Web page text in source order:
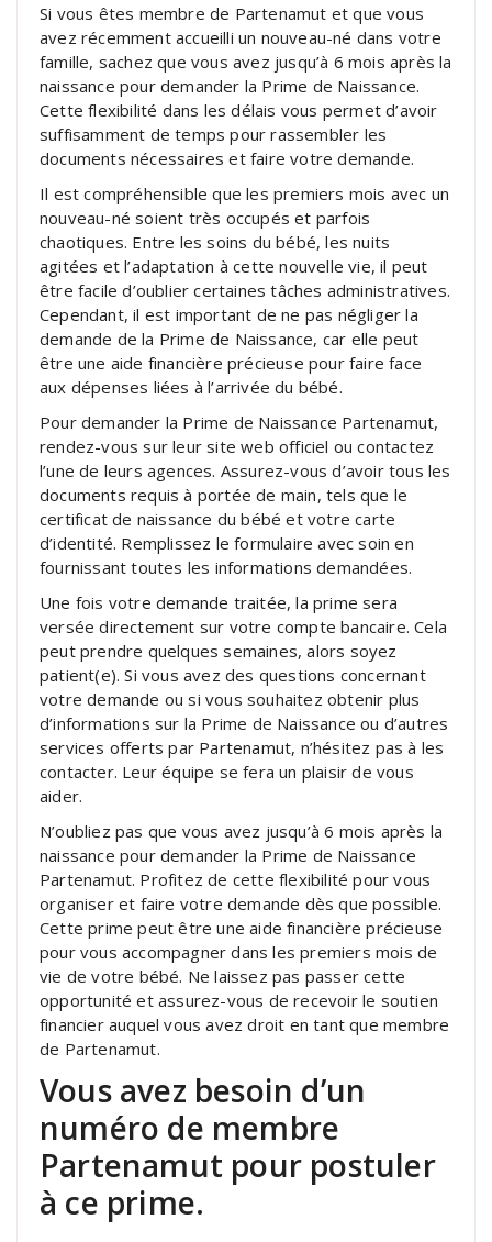
Si vous êtes membre de Partenamut et que vous
avez récemment accueilli un nouveau-né dans votre
famille, sachez que vous avez jusqu’à 6 mois après la
naissance pour demander la Prime de Naissance.
Cette flexibilité dans les délais vous permet d’avoir
suffisamment de temps pour rassembler les
documents nécessaires et faire votre demande.
Il est compréhensible que les premiers mois avec un
nouveau-né soient très occupés et parfois
chaotiques. Entre les soins du bébé, les nuits
agitées et l’adaptation à cette nouvelle vie, il peut
être facile d’oublier certaines tâches administratives.
Cependant, il est important de ne pas négliger la
demande de la Prime de Naissance, car elle peut
être une aide financière précieuse pour faire face
aux dépenses liées à l’arrivée du bébé.
Pour demander la Prime de Naissance Partenamut,
rendez-vous sur leur site web officiel ou contactez
l’une de leurs agences. Assurez-vous d’avoir tous les
documents requis à portée de main, tels que le
certificat de naissance du bébé et votre carte
d’identité. Remplissez le formulaire avec soin en
fournissant toutes les informations demandées.
Une fois votre demande traitée, la prime sera
versée directement sur votre compte bancaire. Cela
peut prendre quelques semaines, alors soyez
patient(e). Si vous avez des questions concernant
votre demande ou si vous souhaitez obtenir plus
d’informations sur la Prime de Naissance ou d’autres
services offerts par Partenamut, n’hésitez pas à les
contacter. Leur équipe se fera un plaisir de vous
aider.
N’oubliez pas que vous avez jusqu’à 6 mois après la
naissance pour demander la Prime de Naissance
Partenamut. Profitez de cette flexibilité pour vous
organiser et faire votre demande dès que possible.
Cette prime peut être une aide financière précieuse
pour vous accompagner dans les premiers mois de
vie de votre bébé. Ne laissez pas passer cette
opportunité et assurez-vous de recevoir le soutien
financier auquel vous avez droit en tant que membre
de Partenamut.
Vous avez besoin d’un
numéro de membre
Partenamut pour postuler
à ce prime.